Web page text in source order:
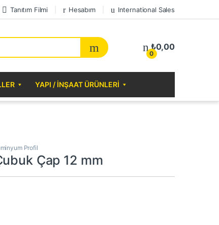
Tanıtım Filmi Hesabım International Sales
0
₺0,00
YAPI / İNŞAAT ÜRÜNLERI
Profil
Çap 12 mm